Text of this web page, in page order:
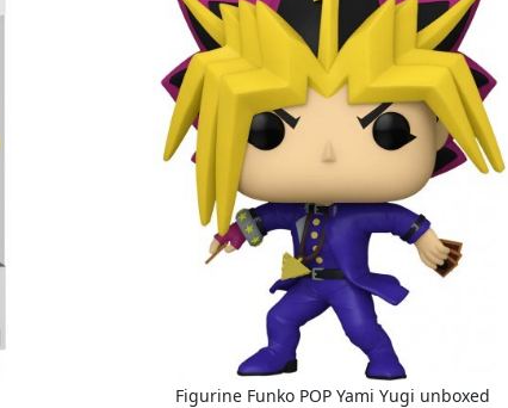
Figurine Funko POP Yami Yugi unboxed